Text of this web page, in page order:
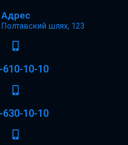
Адрес
Полтавский шлях, 123
610-10-10
630-10-10